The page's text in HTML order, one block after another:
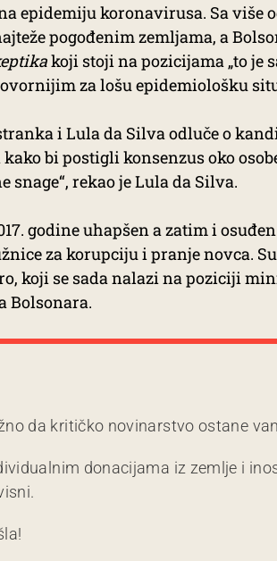
epidemiju koronavirusa. Sa više
pogođenim zemljama, a
koji stoji na pozicijama „to je
za lošu epidemiološku
i Lula da Silva odluče o
bi postigli konsenzus oko
snage“, rekao je Lula da Silva.
godine uhapšen a zatim i
za korupciju i pranje novca.
koji se sada nalazi na poziciji
Bolsonara.
da kritičko novinarstvo ostane
donacijama iz zemlje i